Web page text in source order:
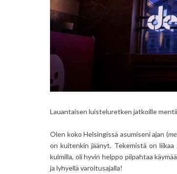
Lauantaisen luisteluretken jatkoille
Olen koko Helsingissä asumiseni ajan (
on kuitenkin jäänyt. Tekemistä on
kulmilla, oli hyvin helppo piipahtaa
ja lyhyellä varoitusajalla!